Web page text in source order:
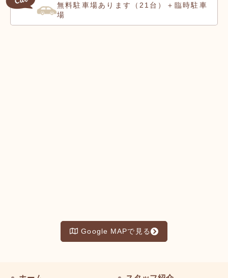
無料駐車場 あります
（21台）＋臨時駐車
場
Google MAPで見る